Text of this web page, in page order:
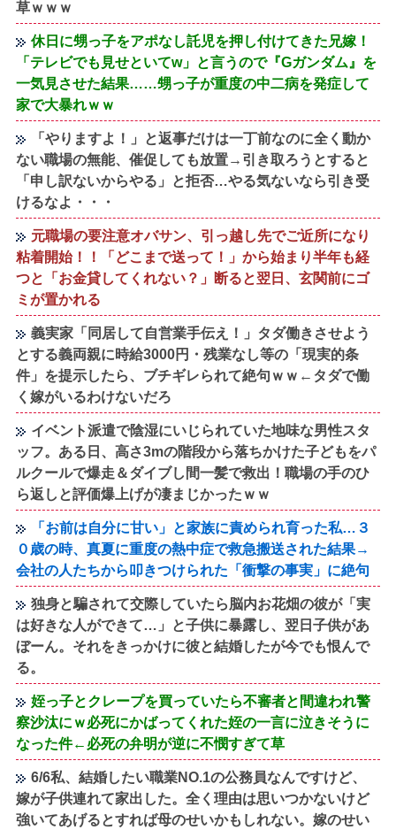
草ｗｗｗ
休日に甥っ子をアポなし託児を押し付けてきた兄嫁！
「テレビでも見せといてw」と言うので『Gガンダム』を
一気見させた結果……甥っ子が重度の中二病を発症して
家で大暴れｗｗ
「やりますよ！」と返事だけは一丁前なのに全く動か
ない職場の無能、催促しても放置→引き取ろうとすると
「申し訳ないからやる」と拒否…やる気ないなら引き受
けるなよ・・・
元職場の要注意オバサン、引っ越し先でご近所になり
粘着開始！！「どこまで送って！」から始まり半年も経
つと「お金貸してくれない？」断ると翌日、玄関前にゴ
ミが置かれる
義実家「同居して自営業手伝え！」タダ働きさせよう
とする義両親に時給3000円・残業なし等の「現実的条
件」を提示したら、ブチギレられて絶句ｗｗ←タダで働
く嫁がいるわけないだろ
イベント派遣で陰湿にいじられていた地味な男性スタ
ッフ。ある日、高さ3mの階段から落ちかけた子どもをパ
ルクールで爆走＆ダイブし間一髪で救出！職場の手のひ
ら返しと評価爆上げが凄まじかったｗｗ
「お前は自分に甘い」と家族に責められ育った私…３
０歳の時、真夏に重度の熱中症で救急搬送された結果→
会社の人たちから叩きつけられた「衝撃の事実」に絶句
独身と騙されて交際していたら脳内お花畑の彼が「実
は好きな人ができて…」と子供に暴露し、翌日子供があ
ぼーん。それをきっかけに彼と結婚したが今でも恨んで
る。
姪っ子とクレープを買っていたら不審者と間違われ警
察沙汰にｗ必死にかばってくれた姪の一言に泣きそうに
なった件←必死の弁明が逆に不憫すぎて草
6/6私、結婚したい職業NO.1の公務員なんですけど、
嫁が子供連れて家出した。全く理由は思いつかないけど
強いてあげるとすれば母のせいかもしれない。嫁のせい